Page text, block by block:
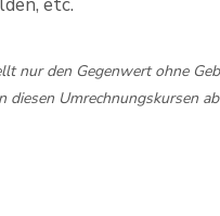
nur den Gegenwert ohne
Umrechnungskursen